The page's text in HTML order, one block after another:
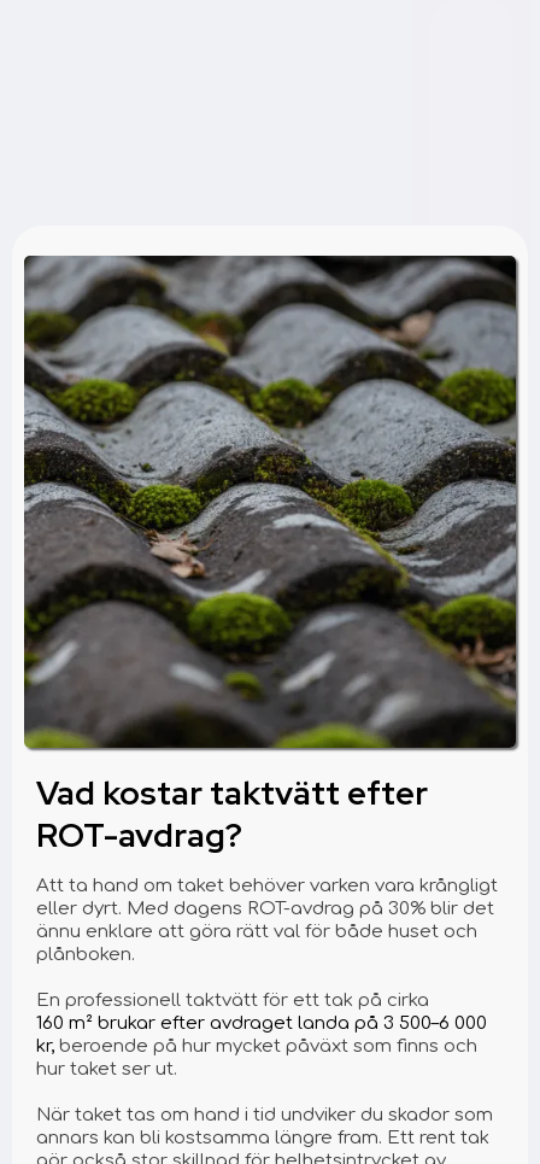
Vad kostar taktvätt efter
ROT-avdrag?
Att ta hand om taket behöver varken vara krångligt
eller dyrt. Med dagens ROT-avdrag på 30% blir det
ännu enklare att göra rätt val för både huset och
plånboken.
En professionell taktvätt för ett tak på cirka
160 m² brukar efter avdraget landa på 3 500–6 000
kr, beroende på hur mycket påväxt som finns och
hur taket ser ut.
När taket tas om hand i tid undviker du skador som
annars kan bli kostsamma längre fram. Ett rent tak